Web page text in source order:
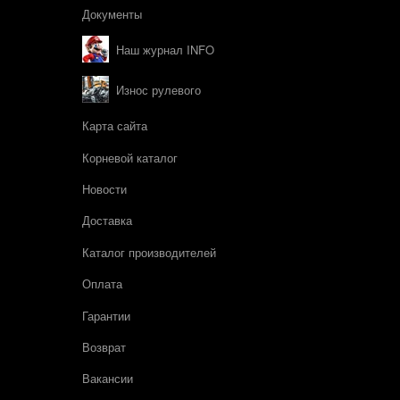
Документы
Наш журнал INFO
Износ рулевого
Карта сайта
Корневой каталог
Новости
Доставка
Каталог производителей
Оплата
Гарантии
Возврат
Вакансии